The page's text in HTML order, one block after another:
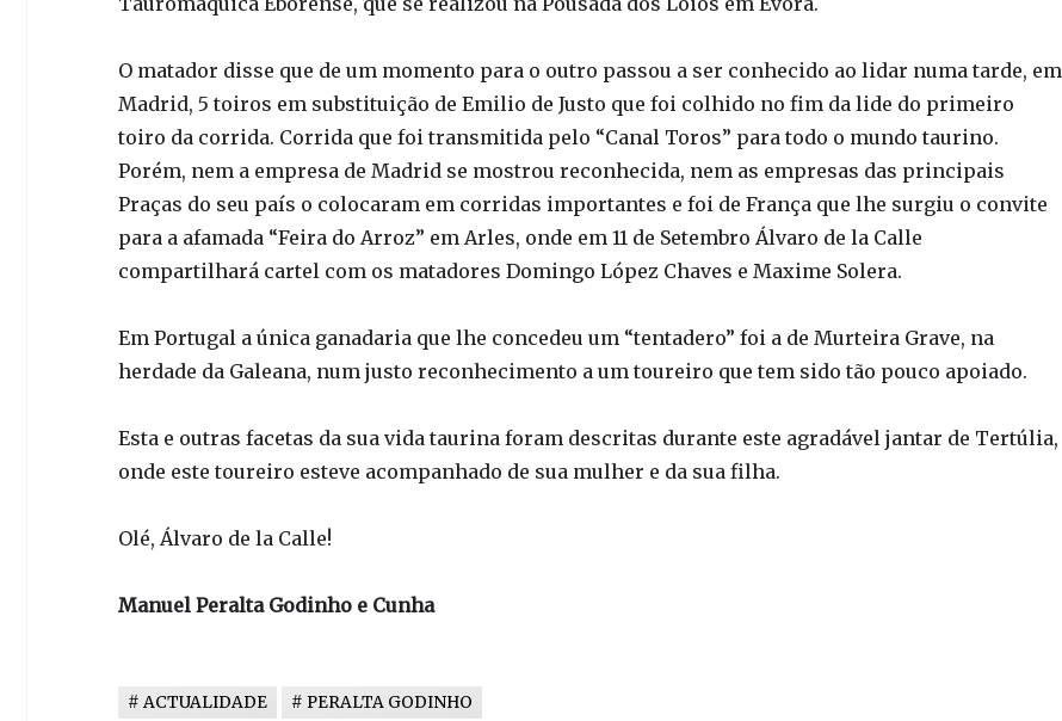
O matador disse que de um momento para o outro passou a ser conhecido ao lidar numa tarde, em
Madrid, 5 toiros em substituição de Emilio de Justo que foi colhido no fim da lide do primeiro
toiro da corrida. Corrida que foi transmitida pelo “Canal Toros” para todo o mundo taurino.
Porém, nem a empresa de Madrid se mostrou reconhecida, nem as empresas das principais
Praças do seu país o colocaram em corridas importantes e foi de França que lhe surgiu o convite
para a afamada “Feira do Arroz” em Arles, onde em 11 de Setembro Álvaro de la Calle
compartilhará cartel com os matadores Domingo López Chaves e Maxime Solera.
Em Portugal a única ganadaria que lhe concedeu um “tentadero” foi a de Murteira Grave, na
herdade da Galeana, num justo reconhecimento a um toureiro que tem sido tão pouco apoiado.
Esta e outras facetas da sua vida taurina foram descritas durante este agradável jantar de Tertúlia,
onde este toureiro esteve acompanhado de sua mulher e da sua filha.
Olé, Álvaro de la Calle!
Manuel Peralta Godinho e Cunha
ACTUALIDADE PERALTA GODINHO